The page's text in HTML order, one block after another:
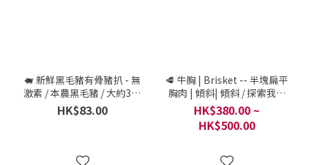
🐖 新鮮黑毛豬有骨豬扒 - 無
激素 / 本農黑毛豬 / 大約300
克 半斤 (3人份量)
HK$83.00
🥩 牛胸 | Brisket -- 半塊扁平
胸肉 | 傾斜| 傾斜 / 探索我們
的剪裁系列 / 一件 250
克-1000克
HK$380.00 ~
HK$500.00